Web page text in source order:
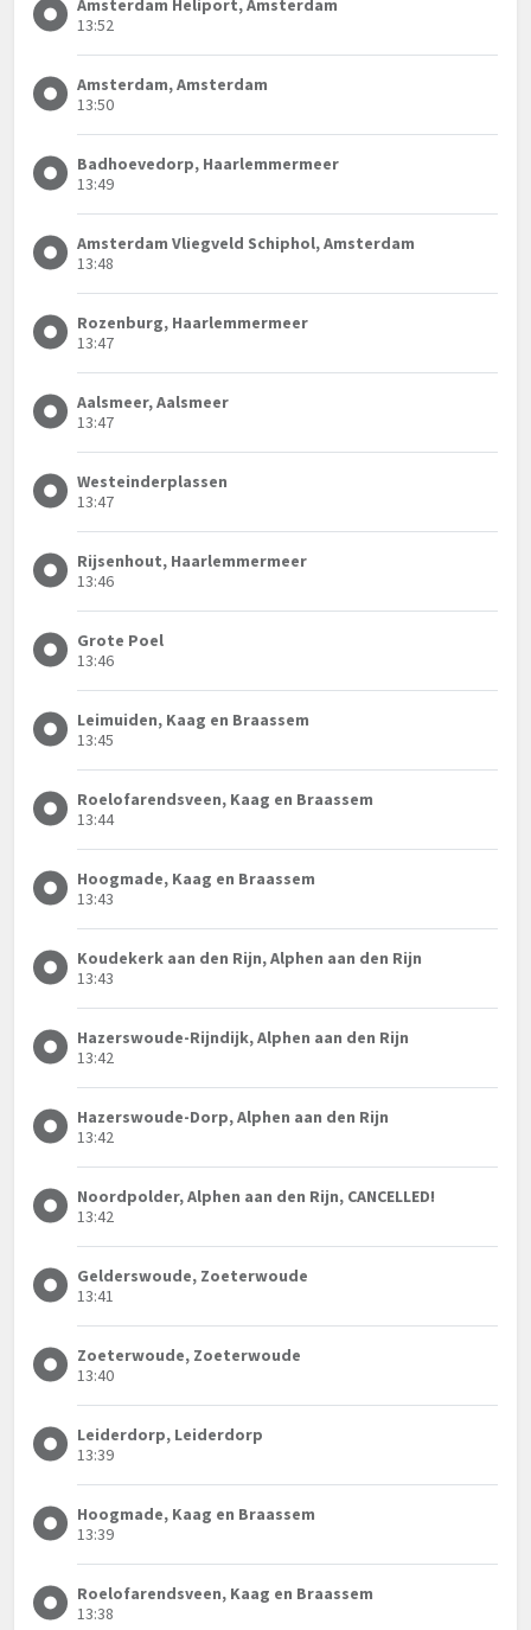
Amsterdam Heliport, Amsterdam
13:52
Amsterdam, Amsterdam
13:50
Badhoevedorp, Haarlemmermeer
13:49
Amsterdam Vliegveld Schiphol, Amsterdam
13:48
Rozenburg, Haarlemmermeer
13:47
Aalsmeer, Aalsmeer
13:47
Westeinderplassen
13:47
Rijsenhout, Haarlemmermeer
13:46
Grote Poel
13:46
Leimuiden, Kaag en Braassem
13:45
Roelofarendsveen, Kaag en Braassem
13:44
Hoogmade, Kaag en Braassem
13:43
Koudekerk aan den Rijn, Alphen aan den Rijn
13:43
Hazerswoude-Rijndijk, Alphen aan den Rijn
13:42
Hazerswoude-Dorp, Alphen aan den Rijn
13:42
Noordpolder, Alphen aan den Rijn, CANCELLED!
13:42
Gelderswoude, Zoeterwoude
13:41
Zoeterwoude, Zoeterwoude
13:40
Leiderdorp, Leiderdorp
13:39
Hoogmade, Kaag en Braassem
13:39
Roelofarendsveen, Kaag en Braassem
13:38